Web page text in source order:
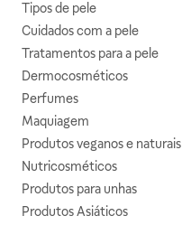
Tipos de pele
Cuidados com a pele
Tratamentos para a pele
Dermocosméticos
Perfumes
Maquiagem
Produtos veganos e naturais
Nutricosméticos
Produtos para unhas
Produtos Asiáticos